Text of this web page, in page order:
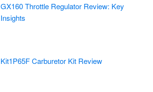
GX160 Throttle Regulator Review: Key
Insights
Kit1P65F Carburetor Kit Review